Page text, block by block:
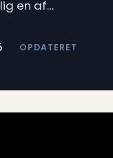
en af…
OPDATERET